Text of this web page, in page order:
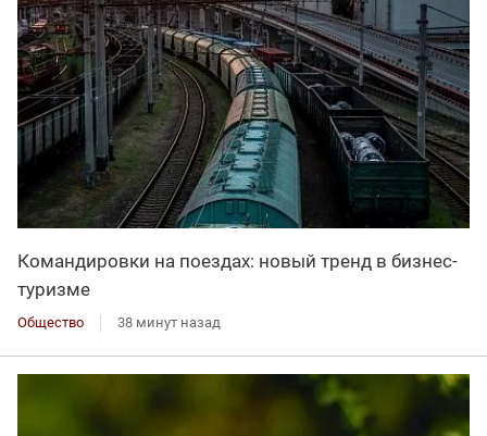
Командировки на поездах: новый тренд в бизнес-
туризме
Общество 38 минут назад